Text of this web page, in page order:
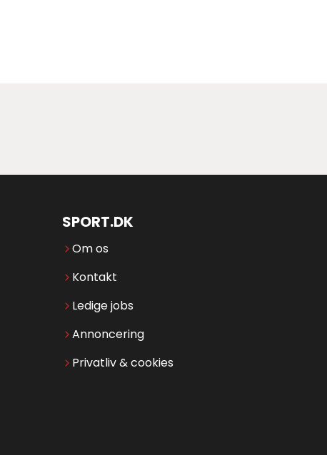
SPORT.DK
Om os
Kontakt
Ledige jobs
Annoncering
Privatliv & cookies